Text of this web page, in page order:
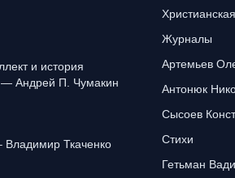
и история
Андрей П. Чумакин
Владимир Ткаченко
Журналы
Артемьев
Антонюк
Сысоев
Стихи
Гетьман